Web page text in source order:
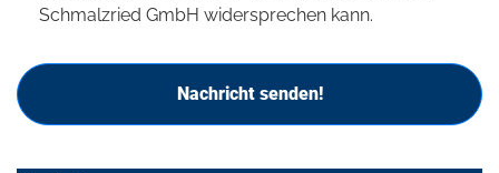
Schmalzried GmbH widersprechen kann.
Nachricht senden!